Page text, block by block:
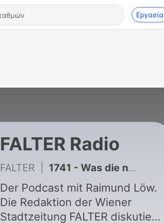
Εργασία
FALTER Radio
FALTER 1741 - Was die neuen Euroscheine über uns aussagen - #1683
Der Podcast mit Raimund Löw.
Die Redaktion der Wiener
Stadtzeitung FALTER diskutiert